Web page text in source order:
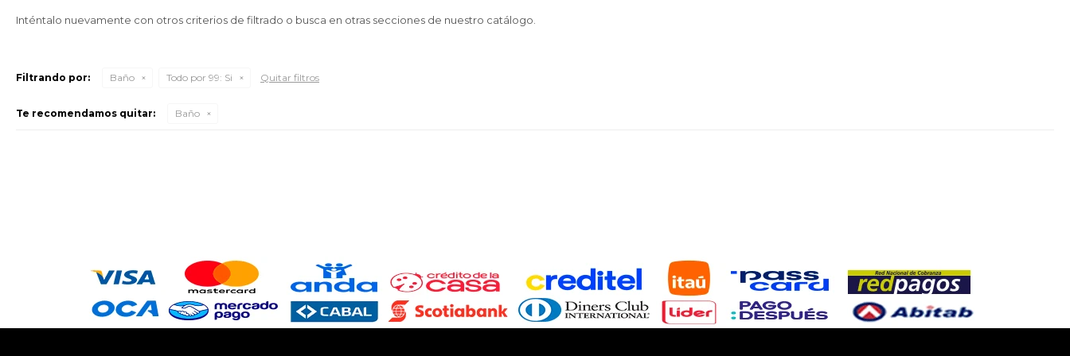
Inténtalo nuevamente con otros criterios de filtrado o busca en otras secciones de nuestro catálogo.
Filtrando por: Baño Todo por 99: Si Quitar filtros
Te recomendamos quitar: Baño